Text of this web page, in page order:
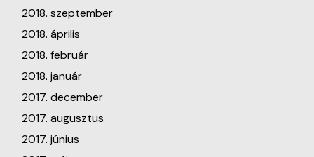
2018. szeptember
2018. április
2018. február
2018. január
2017. december
2017. augusztus
2017. június